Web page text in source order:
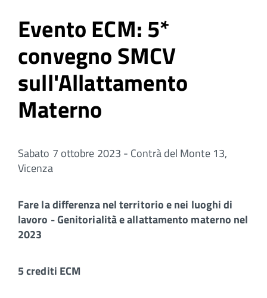
Evento ECM: 5*
convegno SMCV
sull'Allattamento
Materno
Sabato 7 ottobre 2023 - Contrà del Monte 13,
Vicenza
Fare la differenza nel territorio e nei luoghi di
lavoro - Genitorialità e allattamento materno nel
2023
5 crediti ECM